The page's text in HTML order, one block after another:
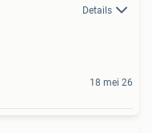
Details
18 mei 26